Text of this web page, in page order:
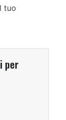
tuo
per